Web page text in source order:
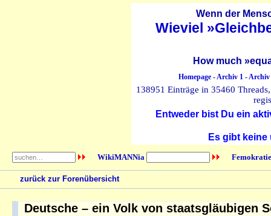
Wenn der
Wieviel
How much
Homepage-Archiv 1-Archiv
138951 Einträge in 35460
Entweder bist Du ein
Es gibt
WikiMANNia
zurück zur Forenübersicht
Deutsche – ein Volk von staatsgläubigen